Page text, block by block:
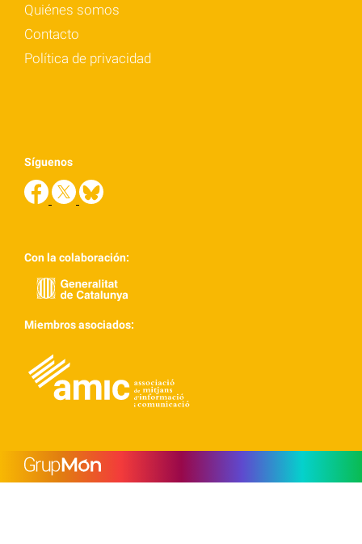
Quiénes somos
Contacto
Política de privacidad
Síguenos
Con la colaboración:
Miembros asociados: